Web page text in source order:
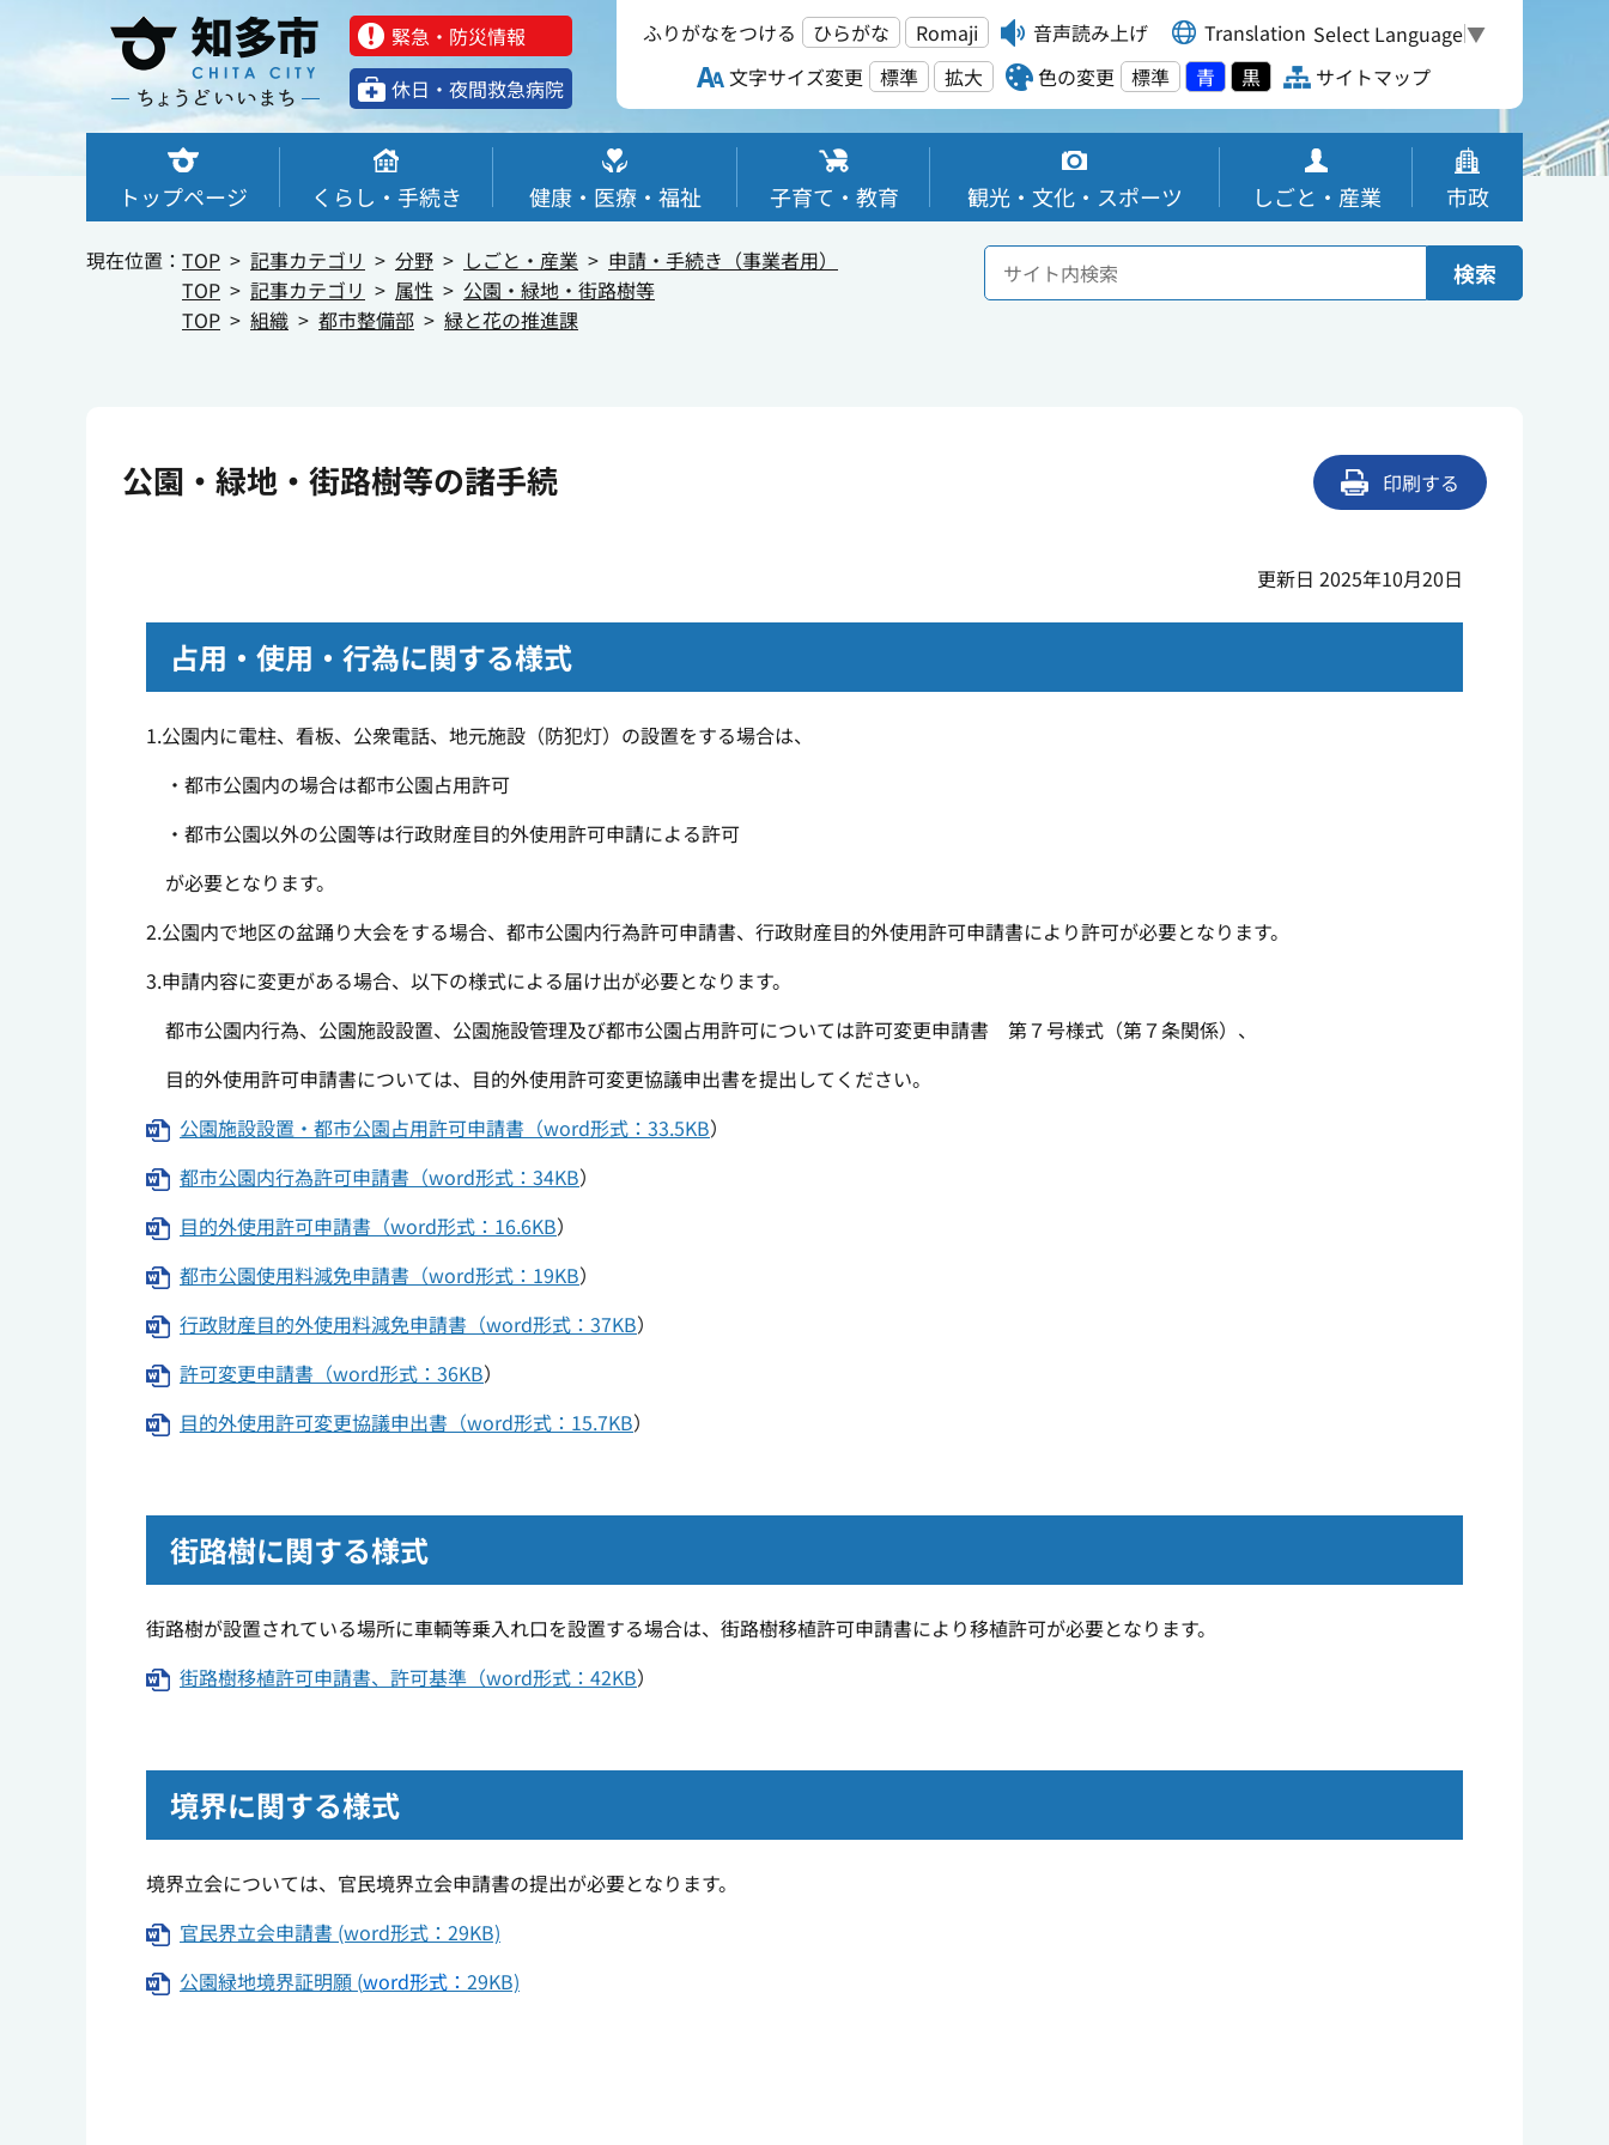
緊急・防災情報
休⽇・夜間救急病院
ふりがなをつける ひらがな Romaji 音声読み上げ Translation Select Language▼
文字サイズ変更
標準 拡大 色の変更 標準 青 黒 サイトマップ
トップページ くらし・手続き 健康・医療・福祉 子育て・教育 観光・文化・スポーツ しごと・産業 市政
現在位置： TOP 記事カテゴリ 分野 しごと・産業
申請・手続き（事業者用）
TOP
記事カテゴリ 属性
公園・緑地・街路樹等
TOP
組織 都市整備部 緑と花の推進課
検索
公園・緑地・街路樹等の諸手続 印刷する
更新日 2025年10月20日
占用・使用・行為に関する様式
1.公園内に電柱、看板、公衆電話、地元施設（防犯灯）の設置をする場合は、
・都市公園内の場合は都市公園占用許可
・都市公園以外の公園等は行政財産目的外使用許可申請による許可
が必要となります。
2.公園内で地区の盆踊り大会をする場合、都市公園内行為許可申請書、行政財産目的外使用許可申請書により許可が必要となります。
3.申請内容に変更がある場合、以下の様式による届け出が必要となります。
都市公園内行為、公園施設設置、公園施設管理及び都市公園占用許可については許可変更申請書 第７号様式（第７条関係）、
目的外使用許可申請書については、目的外使用許可変更協議申出書を提出してください。
公園施設設置・都市公園占用許可申請書（word形式：33.5KB）
都市公園内行為許可申請書（word形式：34KB）
目的外使用許可申請書（word形式：16.6KB）
都市公園使用料減免申請書（word形式：19KB）
行政財産目的外使用料減免申請書（word形式：37KB）
許可変更申請書（word形式：36KB）
目的外使用許可変更協議申出書（word形式：15.7KB）
街路樹に関する様式
街路樹が設置されている場所に車輌等乗入れ口を設置する場合は、街路樹移植許可申請書により移植許可が必要となります。
街路樹移植許可申請書、許可基準（word形式：42KB）
境界に関する様式
境界立会については、官民境界立会申請書の提出が必要となります。
官民界立会申請書 (word形式：29KB)
公園緑地境界証明願 (word形式： 29KB)